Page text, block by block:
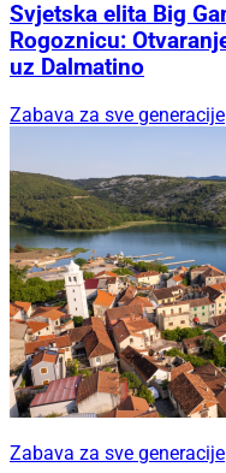
Svjetska elita Big
Rogoznicu:
uz Dalmatino
Zabava za sve generacije
Zabava za sve generacije